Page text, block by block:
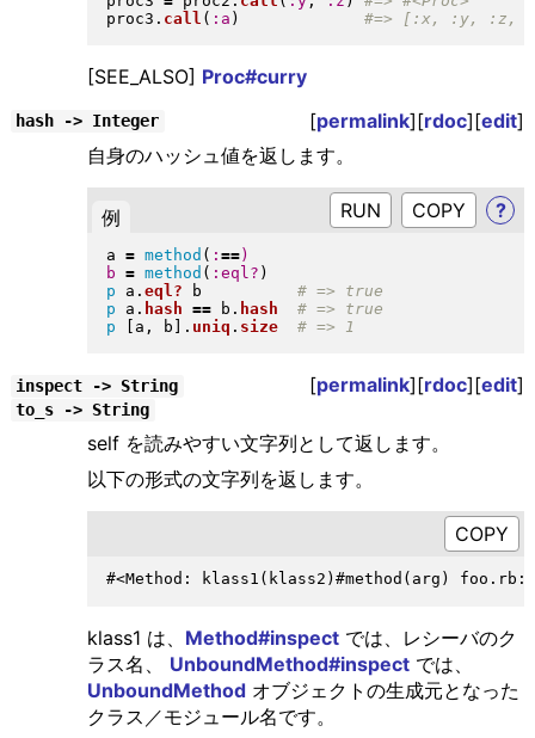
proc3 . call ( :a )
[SEE_ALSO] Proc#curry
hash -> Integer [permalink][rdoc][edit]
自身のハッシュ値を返します。
例 RUN ?
a = method ( : ==)
b = method ( :eql? )
p a . eql? b
p a . hash == b . hash
p
[ a, b ] . uniq . size
inspect -> String [permalink][rdoc][edit]
to_s -> String
self を読みやすい文字列として返します。
以下の形式の文字列を返します。
klass1 は、 Method#inspectでは、レシーバのク
ラス名、 UnboundMethod#inspectでは、
UnboundMethodオブジェクトの生成元となった
クラス／モジュール名です。